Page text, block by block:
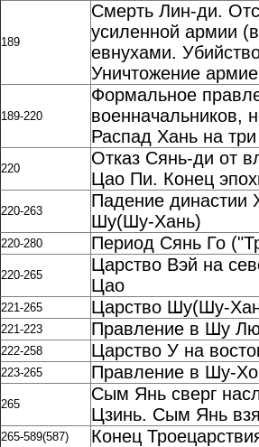
189
Смерть Лин-ди.
усиленной армии
евнухами.
Уничтожение
189-220
Формальное
военначальников,
Распад Хань на
220
Отказ Сянь-ди от
Цао Пи. Конец
220-263
Падение династии
Шу(Шу-Хань)
220-280 Период Сянь Го
220-265
Царство Вэй на
Цао
221-265 Царство Шу(Шу-
221-223 Правление в Шу
222-258 Царство У на
223-265 Правление в Шу-
265
Сым Янь сверг
Цзинь. Сым Янь
265-589(587) Конец